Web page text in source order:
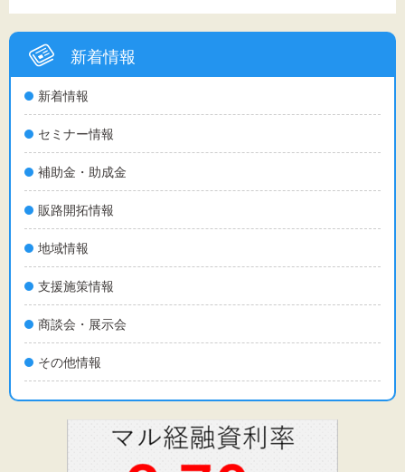
新着情報
新着情報
セミナー情報
補助金・助成金
販路開拓情報
地域情報
支援施策情報
商談会・展示会
その他情報